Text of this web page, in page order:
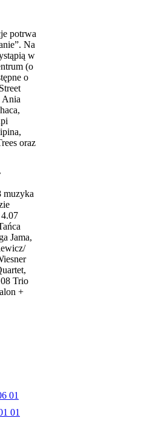
potrwa
Na
w
(o
o
Ania
oraz
muzyka
Jama,
Trio
+